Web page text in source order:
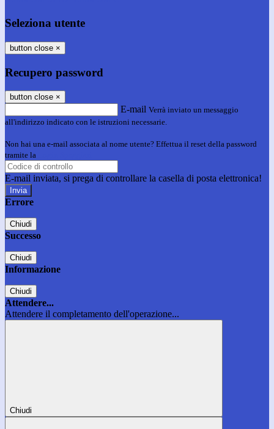
Seleziona utente
button close ×
Recupero password
button close ×
E-mail Verrà inviato un messaggio
all'indirizzo indicato con le istruzioni necessarie.
Non hai una e-mail associata al nome utente? Effettua il reset della password
tramite la
E-mail inviata, si prega di controllare la casella di posta elettronica!
Errore
Chiudi
Successo
Chiudi
Informazione
Chiudi
Attendere...
Attendere il completamento dell'operazione...
Chiudi